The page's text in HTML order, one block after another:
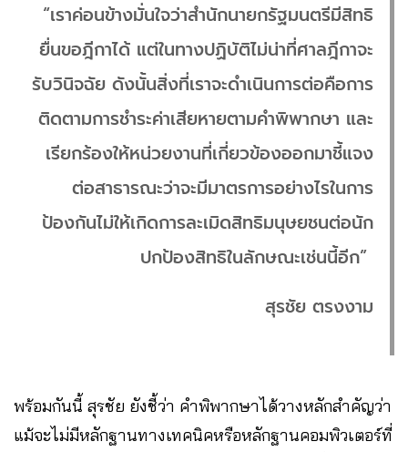
“เราค่อนข้างมั่นใจว่าสำนักนายกรัฐมนตรีมีสิทธิ
ยื่นขอฎีกาได้ แต่ในทางปฏิบัติไม่น่าที่ศาลฎีกาจะ
รับวินิจฉัย ดังนั้นสิ่งที่เราจะดำเนินการต่อคือการ
ติดตามการชำระค่าเสียหายตามคำพิพากษา และ
เรียกร้องให้หน่วยงานที่เกี่ยวข้องออกมาชี้แจง
ต่อสาธารณะว่าจะมีมาตรการอย่างไรในการ
ป้องกันไม่ให้เกิดการละเมิดสิทธิมนุษยชนต่อนัก
ปกป้องสิทธิในลักษณะเช่นนี้อีก”
สุรชัย ตรงงาม
พร้อมกันนี้ สุรชัย ยังชี้ว่า คำพิพากษาได้วางหลักสำคัญว่า
แม้จะไม่มีหลักฐานทางเทคนิคหรือหลักฐานคอมพิวเตอร์ที่